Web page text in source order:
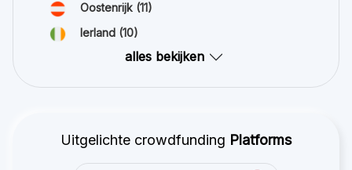
Oostenrijk (11)
Ierland (10)
alles bekijken
Uitgelichte crowdfunding Platforms